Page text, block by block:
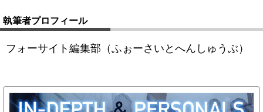
執筆者プロフィール
フォーサイト編集部（ふぉーさいとへんしゅうぶ）